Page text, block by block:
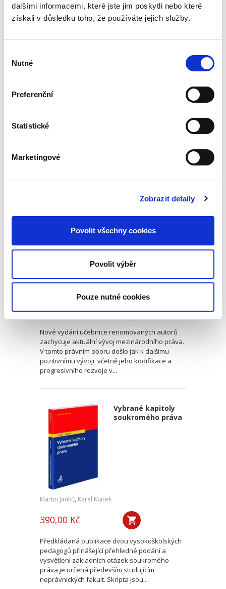
dalšími informacemi, které jste jim poskytli nebo které
získali v důsledku toho, že používáte jejich služby.
souhlasu
Nutné
Preferenční
Statistické
Marketingové
Zobrazit detaily
Povolit všechny cookies
Povolit výběr
Pouze nutné cookies
2. VYDÁNÍ
Učebnice medicínského práva podává
poskytování zdravotních služeb, resp.
zdravotní péče v České...
Mezinárodní právo
890,00 Kč
Nové vydání učebnice renomovaných autorů
zachycuje aktuální vývoj mezinárodního práva.
V tomto právním oboru došlo jak k dalšímu
pozitivnímu vývoji, včetně jeho kodifikace a
progresivního rozvoje v...
Vybrané kapitoly
soukromého práva
Martin Janků, Karel Marek
390,00 Kč
Předkládaná publikace dvou vysokoškolských
pedagogů přinášející přehledné podání a
vysvětlení základních otázek soukromého
práva je určená především studujícím
neprávnických fakult. Skripta jsou...